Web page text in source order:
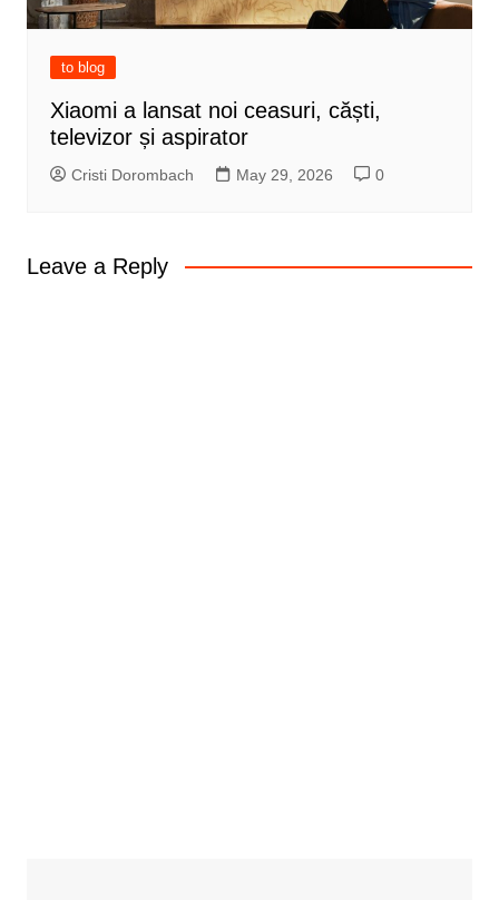
to blog
Xiaomi a lansat noi ceasuri, căști,
televizor și aspirator
Cristi Dorombach May 29, 2026 0
Leave a Reply